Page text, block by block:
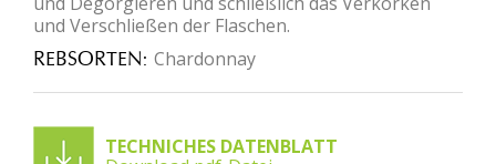
und Verschließen der Flaschen.
REBSORTEN Chardonnay
TECHNICHES DATENBLATT